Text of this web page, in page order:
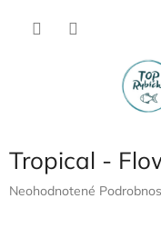
Tropical -
Priemerné
Neohodnotené